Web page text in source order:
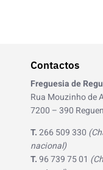
Contactos
Freguesia de
Rua Mouzinho de
7200 – 390
T.266 509 330
nacional)
T.96 739 75 01